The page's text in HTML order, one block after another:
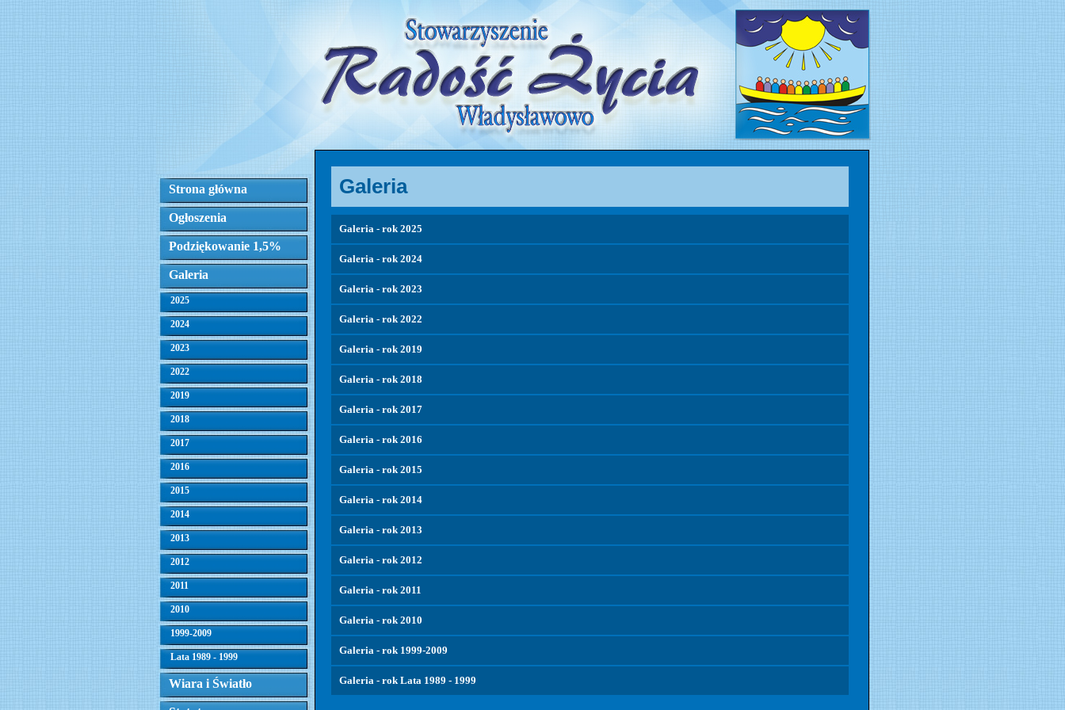
Strona główna
Ogłoszenia
Podziękowanie 1,5%
Galeria
2025
2024
2023
2022
2019
2018
2017
2016
2015
2014
2013
2012
2011
2010
1999-2009
Lata 1989 - 1999
Wiara i Światło
Galeria
Galeria - rok 2025
Galeria - rok 2024
Galeria - rok 2023
Galeria - rok 2022
Galeria - rok 2019
Galeria - rok 2018
Galeria - rok 2017
Galeria - rok 2016
Galeria - rok 2015
Galeria - rok 2014
Galeria - rok 2013
Galeria - rok 2012
Galeria - rok 2011
Galeria - rok 2010
Galeria - rok 1999-2009
Galeria - rok Lata 1989 - 1999